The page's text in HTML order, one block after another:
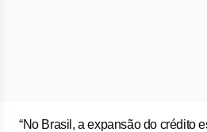
“No Brasil, a expansão do crédito